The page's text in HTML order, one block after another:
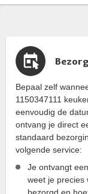
Bepaal zelf
1150347111
eenvoudig de
ontvang je direct
standaard
volgende service:
Je ontvangt
weet je precies
bezorgd en